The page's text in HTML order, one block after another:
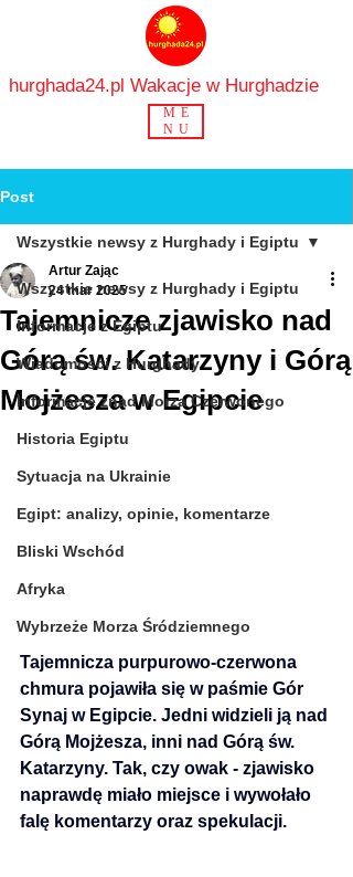
hurghada24.pl Wakacje w Hurghadzie
ME
NU
Post
Wszystkie newsy z Hurghady i Egiptu
Informacje z Egiptu
Wiadomości z Hurghady
Informacje znad Morza Czerwonego
Historia Egiptu
Sytuacja na Ukrainie
Egipt: analizy, opinie, komentarze
Bliski Wschód
Afryka
Wybrzeże Morza Śródziemnego
Wszystkie newsy z Hurghady i Egiptu
Tajemnicze zjawisko nad
Górą św. Katarzyny i Górą
Mojżesza w Egipcie
Artur Zając
24 mar 2025
Tajemnicza purpurowo-czerwona
chmura pojawiła się w paśmie Gór
Synaj w Egipcie. Jedni widzieli ją nad
Górą Mojżesza, inni nad Górą św.
Katarzyny. Tak, czy owak - zjawisko
naprawdę miało miejsce i wywołało
falę komentarzy oraz spekulacji.